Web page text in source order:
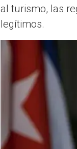
al turismo, las
legítimos.